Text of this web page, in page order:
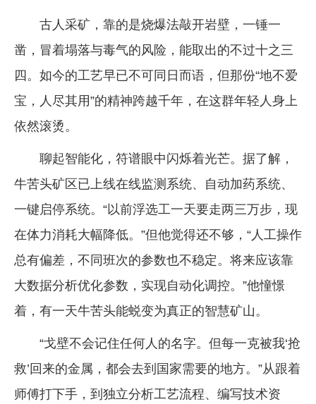
古人采矿，靠的是烧爆法敲开岩壁，一锤一
凿，冒着塌落与毒气的风险，能取出的不过十之三
四。如今的工艺早已不可同日而语，但那份“地不爱
宝，人尽其用”的精神跨越千年，在这群年轻人身上
依然滚烫。
聊起智能化，符谱眼中闪烁着光芒。据了解，
牛苦头矿区已上线在线监测系统、自动加药系统、
一键启停系统。“以前浮选工一天要走两三万步，现
在体力消耗大幅降低。”但他觉得还不够，“人工操作
总有偏差，不同班次的参数也不稳定。将来应该靠
大数据分析优化参数，实现自动化调控。”他憧憬
着，有一天牛苦头能蜕变为真正的智慧矿山。
“戈壁不会记住任何人的名字。但每一克被我‘抢
救’回来的金属，都会去到国家需要的地方。”从跟着
师傅打下手，到独立分析工艺流程、编写技术资